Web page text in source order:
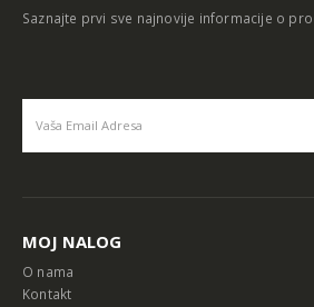
Saznajte prvi sve najnovije informacije o
MOJ NALOG
O nama
Kontakt